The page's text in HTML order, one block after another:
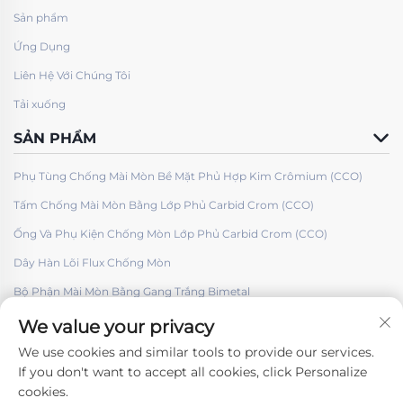
Sản phẩm
Ứng Dụng
Liên Hệ Với Chúng Tôi
Tải xuống
SẢN PHẨM
Phụ Tùng Chống Mài Mòn Bề Mặt Phủ Hợp Kim Crômium (CCO)
Tấm Chống Mài Mòn Bằng Lớp Phủ Carbid Crom (CCO)
Ống Và Phụ Kiện Chống Mòn Lớp Phủ Carbid Crom (CCO)
Dây Hàn Lõi Flux Chống Mòn
Bộ Phận Mài Mòn Bằng Gang Trắng Bimetal
We value your privacy
We use cookies and similar tools to provide our services.
If you don't want to accept all cookies, click Personalize
cookies.